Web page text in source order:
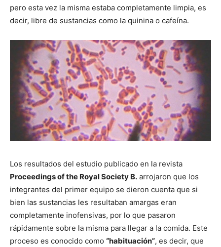
pero esta vez la misma estaba completamente limpia, es
decir, libre de sustancias como la quinina o cafeína.
Los resultados del estudio publicado en la revista
Proceedings of the Royal Society B. arrojaron que los
integrantes del primer equipo se dieron cuenta que si
bien las sustancias les resultaban amargas eran
completamente inofensivas, por lo que pasaron
rápidamente sobre la misma para llegar a la comida. Este
proceso es conocido como “habituación”, es decir, que